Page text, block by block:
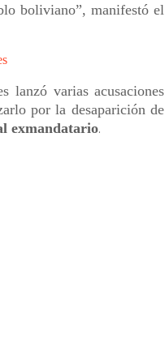
boliviano”, manifestó el
lanzó varias acusaciones
por la desaparición de
exmandatario.